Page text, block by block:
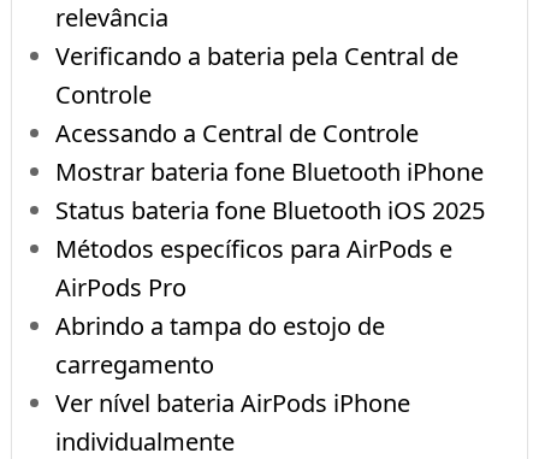
relevância
Verificando a bateria pela Central de
Controle
Acessando a Central de Controle
Mostrar bateria fone Bluetooth iPhone
Status bateria fone Bluetooth iOS 2025
Métodos específicos para AirPods e
AirPods Pro
Abrindo a tampa do estojo de
carregamento
Ver nível bateria AirPods iPhone
individualmente